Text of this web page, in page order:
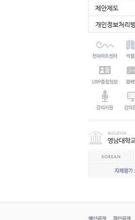
제안제도
개인정보처리